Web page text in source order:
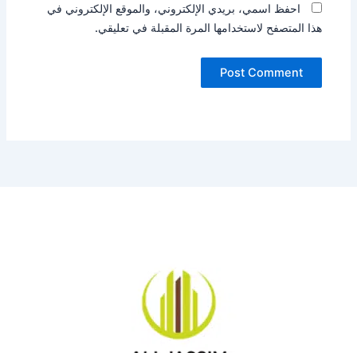
احفظ اسمي، بريدي الإلكتروني، والموقع الإلكتروني في
هذا المتصفح لاستخدامها المرة المقبلة في تعليقي.